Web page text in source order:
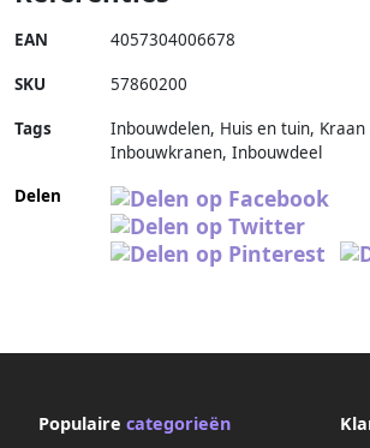
EAN 4057304006678
SKU 57860200
Tags
Inbouwdelen, Huis en tuin,
Inbouwkranen, Inbouwdeel
Delen
Populaire categorieën